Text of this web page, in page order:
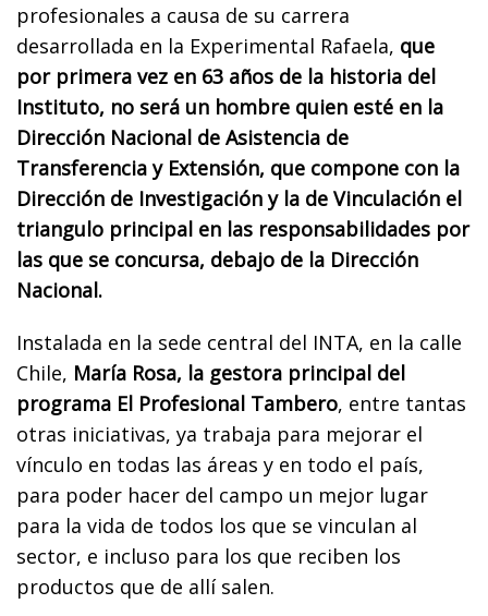
profesionales a causa de su carrera
desarrollada en la Experimental Rafaela, que
por primera vez en 63 años de la historia del
Instituto, no será un hombre quien esté en la
Dirección Nacional de Asistencia de
Transferencia y Extensión, que compone con la
Dirección de Investigación y la de Vinculación el
triangulo principal en las responsabilidades por
las que se concursa, debajo de la Dirección
Nacional.
Instalada en la sede central del INTA, en la calle
Chile, María Rosa, la gestora principal del
programa El Profesional Tambero, entre tantas
otras iniciativas, ya trabaja para mejorar el
vínculo en todas las áreas y en todo el país,
para poder hacer del campo un mejor lugar
para la vida de todos los que se vinculan al
sector, e incluso para los que reciben los
productos que de allí salen.